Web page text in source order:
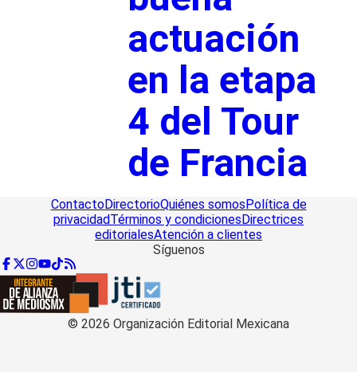
actuación
en la etapa
4 del Tour
de Francia
ContactoDirectorioQuiénes somosPolítica de
privacidadTérminos y condicionesDirectrices
editorialesAtención a clientes
Síguenos
© 2026 Organización Editorial Mexicana